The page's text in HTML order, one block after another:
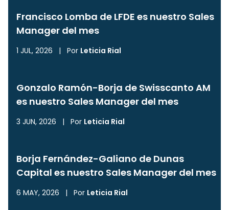
Francisco Lomba de LFDE es nuestro Sales
Manager del mes
1 JUL, 2026 | Por Leticia Rial
Gonzalo Ramón-Borja de Swisscanto AM
es nuestro Sales Manager del mes
3 JUN, 2026 | Por Leticia Rial
Borja Fernández-Galiano de Dunas
Capital es nuestro Sales Manager del mes
6 MAY, 2026 | Por Leticia Rial